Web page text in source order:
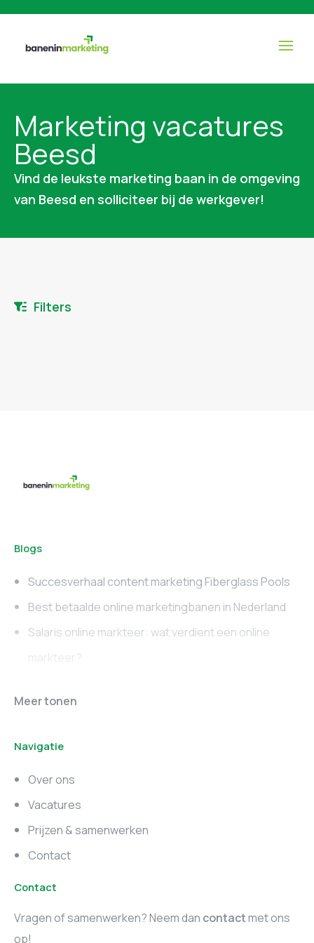
Marketing vacatures
Beesd
Vind de leukste marketing baan in de omgeving
van Beesd en solliciteer bij de werkgever!
Filters
Blogs
Succesverhaal content marketing Fiberglass Pools
Best betaalde online marketingbanen in Nederland
Salaris online markteer: wat verdient een online
markteer?
Online marketing
Marketing vacatures
Zuid-Holland
Marketing vacatures
Utrecht
Meer tonen
Navigatie
Over ons
Vacatures
Prijzen & samenwerken
Contact
Contact
Vragen of samenwerken? Neem dan contactmet ons
op!